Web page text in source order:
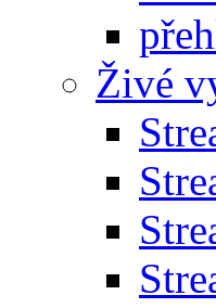
Živé